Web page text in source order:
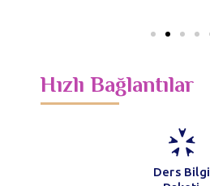
Hızlı Bağlantılar
Ders Bilgi